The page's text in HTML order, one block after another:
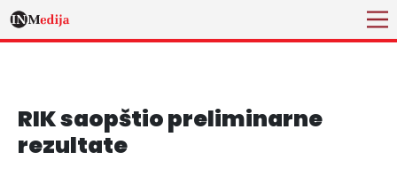
RIK saopštio preliminarne
rezultate